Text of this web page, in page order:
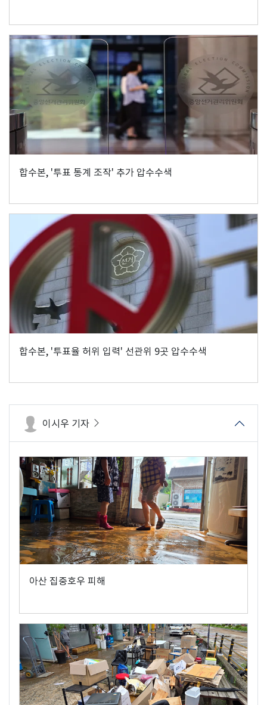
합수본, '투표 통계 조작' 추가 압수수색
합수본, '투표율 허위 입력' 선관위 9곳 압수수색
이시우 기자
아산 집중호우 피해